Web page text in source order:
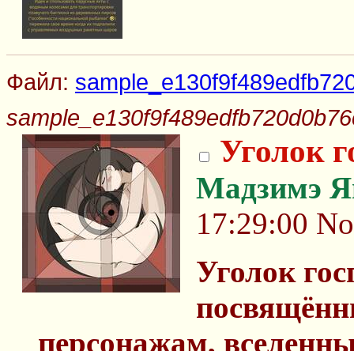
Файл:
Уголок
Мадзимэ
17:29:00
Уголок
персонажам,